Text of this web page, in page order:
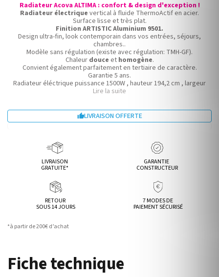
Radiateur Acova ALTIMA : confort & design d'exception !
Radiateur électrique vertical à fluide ThermoActif en acier.
Surface lisse et très plat.
Finition ARTISTIC Aluminium 9501.
Design ultra-fin, look contemporain dans vos entrées, séjours,
chambres..
Modèle sans régulation (existe avec régulation: TMH-GF).
Chaleurdouce et homogène.
Convient également parfaitement en tertiaire de caractère.
Garantie 5 ans.
Radiateur éléctrique puissance 1500W , hauteur 194,2 cm , largeur
61,3 cm.
Lire la suite
LIVRAISON OFFERTE
LIVRAISON
GRATUITE*
GARANTIE
CONSTRUCTEUR
RETOUR
SOUS 14 JOURS
7 MODES DE
PAIEMENT SÉCURISÉ
*à partir de 200€ d’achat
Fiche technique